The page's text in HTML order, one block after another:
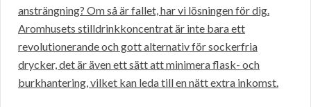
ansträngning? Om så är fallet, har vi lösningen för dig.
Aromhusets stilldrinkkoncentrat är inte bara ett
revolutionerande och gott alternativ för sockerfria
drycker, det är även ett sätt att minimera flask- och
burkhantering, vilket kan leda till en nätt extra inkomst.